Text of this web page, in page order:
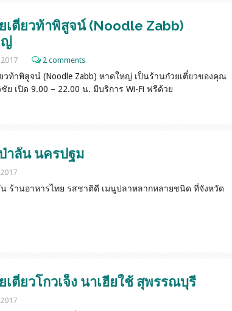
เตี๋ยวท้าพิสูจน์ (Noodle Zabb)
ญ่
2 comments
วท้าพิสูจน์ (Noodle Zabb) หาดใหญ่ เป็นร้านก๋วยเตี๋ยวของคุณ
ย เปิด 9.00 – 22.00 น. มีบริการ Wi-Fi ฟรีด้วย
าลั่น นครปฐม
ร้านอาหารไทย รสชาติดี เมนูปลาหลากหลายชนิด ที่จังหวัด
เตี๋ยวโกวเจ็ง นาเฮียใช้ สุพรรณบุรี